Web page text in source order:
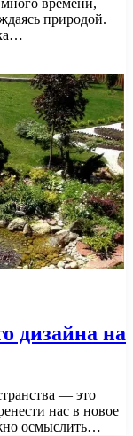
времени,
природой.
дизайна на
— это
нас в новое
осмыслить…